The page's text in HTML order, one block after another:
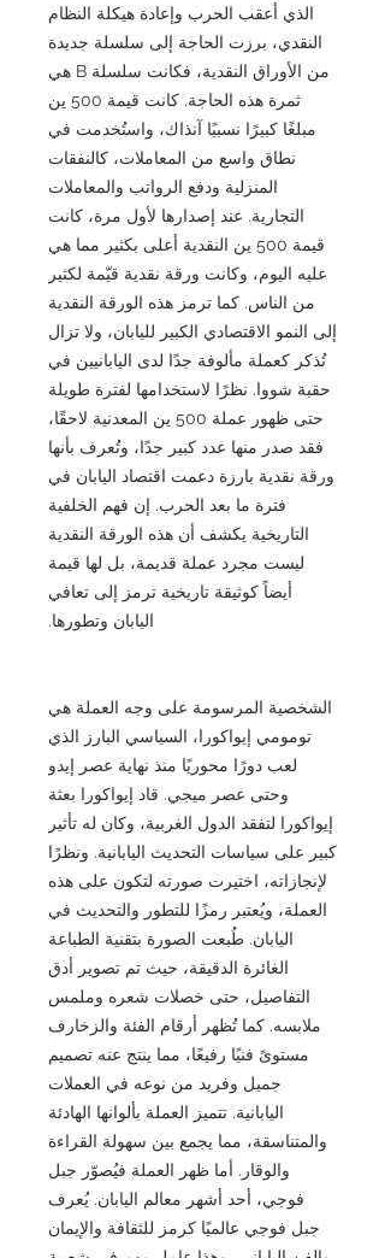
الذي أعقب الحرب وإعادة هيكلة النظام
النقدي، برزت الحاجة إلى سلسلة جديدة
من الأوراق النقدية، فكانت سلسلة B هي
ثمرة هذه الحاجة. كانت قيمة 500 ين
مبلغًا كبيرًا نسبيًا آنذاك، واستُخدمت في
نطاق واسع من المعاملات، كالنفقات
المنزلية ودفع الرواتب والمعاملات
التجارية. عند إصدارها لأول مرة، كانت
قيمة 500 ين النقدية أعلى بكثير مما هي
عليه اليوم، وكانت ورقة نقدية قيّمة لكثير
من الناس. كما ترمز هذه الورقة النقدية
إلى النمو الاقتصادي الكبير لليابان، ولا تزال
تُذكر كعملة مألوفة جدًا لدى اليابانيين في
حقبة شووا. نظرًا لاستخدامها لفترة طويلة
حتى ظهور عملة 500 ين المعدنية لاحقًا،
فقد صدر منها عدد كبير جدًا، وتُعرف بأنها
ورقة نقدية بارزة دعمت اقتصاد اليابان في
فترة ما بعد الحرب. إن فهم الخلفية
التاريخية يكشف أن هذه الورقة النقدية
ليست مجرد عملة قديمة، بل لها قيمة
أيضاً كوثيقة تاريخية ترمز إلى تعافي
اليابان وتطورها.
الشخصية المرسومة على وجه العملة هي
تومومي إيواكورا، السياسي البارز الذي
لعب دورًا محوريًا منذ نهاية عصر إيدو
وحتى عصر ميجي. قاد إيواكورا بعثة
إيواكورا لتفقد الدول الغربية، وكان له تأثير
كبير على سياسات التحديث اليابانية. ونظرًا
لإنجازاته، اختيرت صورته لتكون على هذه
العملة، ويُعتبر رمزًا للتطور والتحديث في
اليابان. طُبعت الصورة بتقنية الطباعة
الغائرة الدقيقة، حيث تم تصوير أدق
التفاصيل، حتى خصلات شعره وملمس
ملابسه. كما تُظهر أرقام الفئة والزخارف
مستوىً فنيًا رفيعًا، مما ينتج عنه تصميم
جميل وفريد من نوعه في العملات
اليابانية. تتميز العملة بألوانها الهادئة
والمتناسقة، مما يجمع بين سهولة القراءة
والوقار. أما ظهر العملة فيُصوّر جبل
فوجي، أحد أشهر معالم اليابان. يُعرف
جبل فوجي عالميًا كرمز للثقافة والإيمان